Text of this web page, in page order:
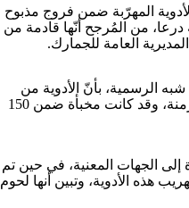
المهرّبة ضمن فروج مذبوح
من المُرجح أنّها قادمة من
العامة للجمارك.
الرسمية، بأنّ الأدوية من
الأنواع غالية الثمن وهي للأمراض المُزمنة، وقد كانت مخبأة ضمن 150
إلى الجهات المعنية، في حين تم
هذه الأدوية، وتبين أنها لحوم